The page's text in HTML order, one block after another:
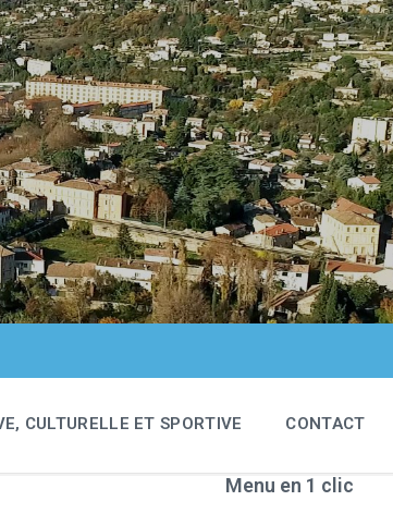
CULTURELLE ET SPORTIVE CONTACT
Menu en 1 clic